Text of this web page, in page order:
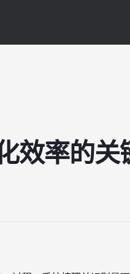
效率的关